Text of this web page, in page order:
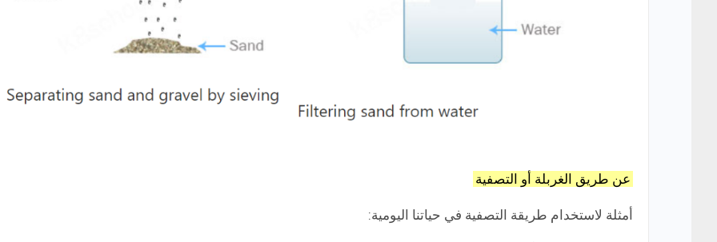
عن طريق الغربلة أو التصفية
أمثلة لاستخدام طريقة التصفية في حياتنا اليومية: